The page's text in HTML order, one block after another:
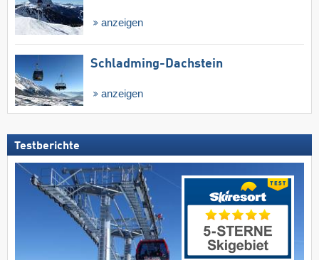
anzeigen
Schladming-Dachstein
anzeigen
Testberichte